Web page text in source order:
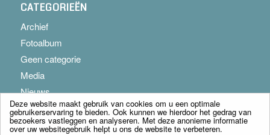
CATEGORIEËN
Archief
Fotoalbum
Geen categorie
Media
Nieuws
Deze website maakt gebruik van cookies om u een optimale
gebruikerservaring te bieden. Ook kunnen we hierdoor het gedrag van
bezoekers vastleggen en analyseren. Met deze anonieme informatie
over uw websitegebruik helpt u ons de website te verbeteren.